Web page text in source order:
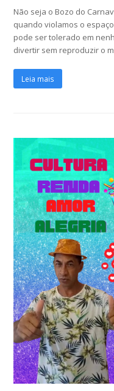
Não seja o Bozo do
quando violamos o
pode ser tolerado em
divertir sem reproduzir o
Leia mais